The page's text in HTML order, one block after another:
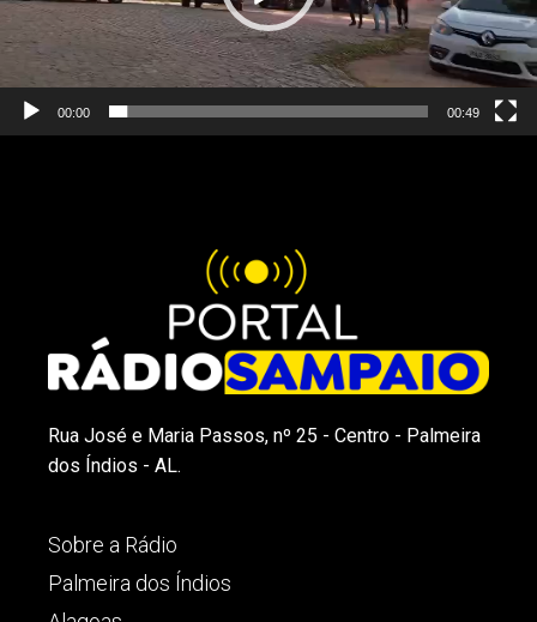
00:00 00:49
Rua José e Maria Passos, nº 25 - Centro - Palmeira
dos Índios - AL.
Sobre a Rádio
Palmeira dos Índios